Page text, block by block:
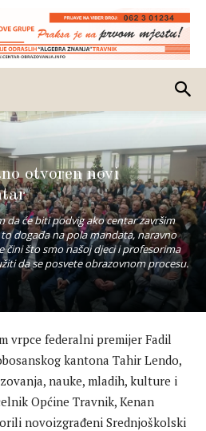
otvoren novi
da će biti podvig ako centar završim
događa na pola mandata, naravno
čini što smo našoj djeci i profesorima
da se posvete obrazovnom procesu.
vrpce federalni premijer Fadil
kantona Tahir Lendo,
nauke, mladih, kulture i
Općine Travnik, Kenan
novoizgrađeni Srednjoškolski